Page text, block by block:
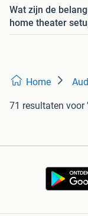
Wat zijn de
home theater
Home
71 resultaten voor